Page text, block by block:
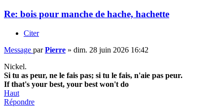
Re: bois pour manche de hache, hachette
Citer
Message parPierre » dim. 28 juin 2026 16:42
Nickel.
Si tu as peur, ne le fais pas; si tu le fais, n'aie pas peur.
If that's your best, your best won't do
Haut
Répondre